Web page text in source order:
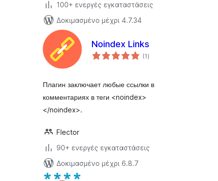
100+ ενεργές εγκαταστάσεις
Δοκιμασμένο μέχρι 4.7.34
Noindex Links
(1αξιολογήσεις
σύνολο
)
Плагин заключает любые ссылки в
комментариях в теги <noindex>
</noindex>.
Flector
90+ ενεργές εγκαταστάσεις
Δοκιμασμένο μέχρι 6.8.7